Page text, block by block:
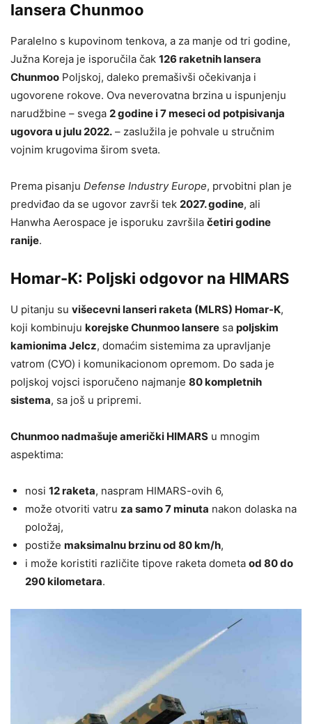
lansera Chunmoo
Paralelno s kupovinom tenkova, a za manje od tri godine,
Južna Koreja je isporučila čak 126 raketnih lansera
Chunmoo Poljskoj, daleko premašivši očekivanja i
ugovorene rokove. Ova neverovatna brzina u ispunjenju
narudžbine – svega 2 godine i 7 meseci od potpisivanja
ugovora u julu 2022. – zaslužila je pohvale u stručnim
vojnim krugovima širom sveta.
Prema pisanju Defense Industry Europe, prvobitni plan je
predviđao da se ugovor završi tek 2027. godine, ali
Hanwha Aerospace je isporuku završila četiri godine
ranije.
Homar-K: Poljski odgovor na HIMARS
U pitanju su višecevni lanseri raketa (MLRS) Homar-K,
koji kombinuju korejske Chunmoo lansere sa poljskim
kamionima Jelcz, domaćim sistemima za upravljanje
vatrom (СУО) i komunikacionom opremom. Do sada je
poljskoj vojsci isporučeno najmanje 80 kompletnih
sistema, sa još u pripremi.
Chunmoo nadmašuje američki HIMARS u mnogim
aspektima:
nosi 12 raketa, naspram HIMARS-ovih 6,
može otvoriti vatru za samo 7 minuta nakon dolaska na
položaj,
postiže maksimalnu brzinu od 80 km/h,
i može koristiti različite tipove raketa dometa od 80 do
290 kilometara.